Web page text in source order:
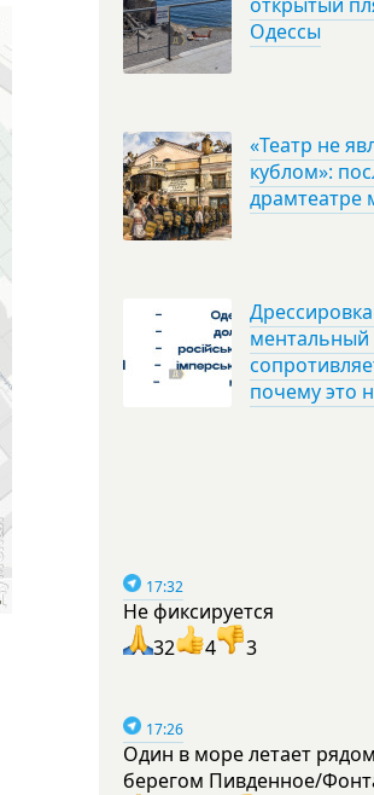
Одессы
«Театр не
кублом»:
драмтеатре
ментальный
почему это
17:32
Не фиксируется
32
4 3
17:26
Один в море летает
берегом Пивденное/